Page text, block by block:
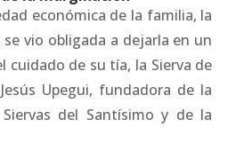
económica de la familia, la
vio obligada a dejarla en un
cuidado de su tía, la Sierva de
Upegui, fundadora de la
del Santísimo y de la